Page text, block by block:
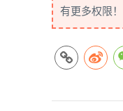
有更多权限！